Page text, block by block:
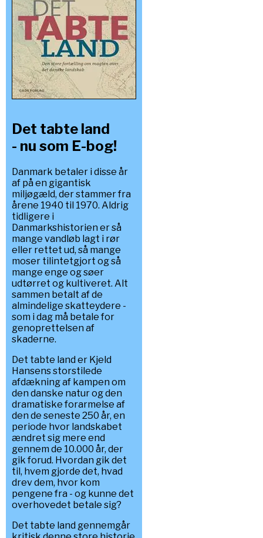
Det tabte land
- nu som E-bog!
Danmark betaler i disse år
af på en gigantisk
miljøgæld, der stammer fra
årene 1940 til 1970. Aldrig
tidligere i
Danmarkshistorien er så
mange vandløb lagt i rør
eller rettet ud, så mange
moser tilintetgjort og så
mange enge og søer
udtørret og kultiveret. Alt
sammen betalt af de
almindelige skatteydere -
som i dag må betale for
genoprettelsen af
skaderne.
Det tabte land er Kjeld
Hansens storstilede
afdækning af kampen om
den danske natur og den
dramatiske forarmelse af
den de seneste 250 år, en
periode hvor landskabet
ændret sig mere end
gennem de 10.000 år, der
gik forud. Hvordan gik det
til, hvem gjorde det, hvad
drev dem, hvor kom
pengene fra - og kunne det
overhovedet betale sig?
Det tabte land gennemgår